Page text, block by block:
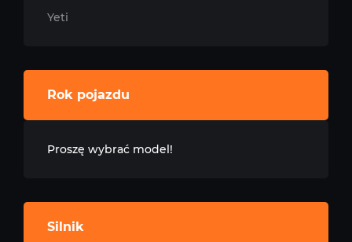
Yeti
Rok pojazdu
Proszę wybrać model!
Silnik